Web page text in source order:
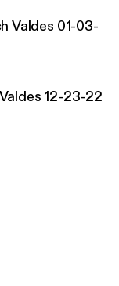
Valdes 01-03-
12-23-22